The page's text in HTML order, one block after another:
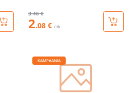
3.46 €
2.08 € / tk
KAMPAANIA